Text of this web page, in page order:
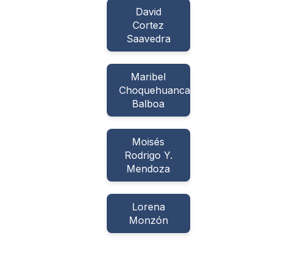
David
Cortez
Saavedra
Maribel
Choquehuanca
Balboa
Moisés
Rodrigo Y.
Mendoza
Lorena
Monzón